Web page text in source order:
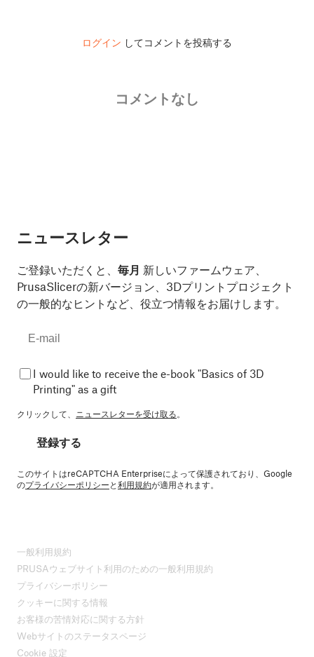
ログイン してコメントを投稿する
コメントなし
ニュースレター
ご登録いただくと、 毎月 新しいファームウェア、
PrusaSlicerの新バージョン、3Dプリントプロジェクト
の一般的なヒントなど、役立つ情報をお届けします。
I would like to receive the e-book "Basics of 3D
Printing" as a gift
クリックして、 ニュースレターを受け取る。
登録する
このサイトはreCAPTCHA Enterpriseによって保護されており、Google
のプライバシーポリシーと利用規約が適用されます。
一般利用規約
PRUSAウェブサイト利用のための一般利用規約
プライバシーポリシー
クッキーに関する情報
お客様の苦情対応に関する方針
Webサイトのステータスページ
Cookie 設定